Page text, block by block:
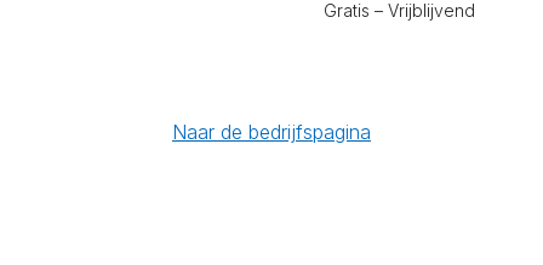
Gratis – Vrijblijvend
Naar de bedrijfspagina